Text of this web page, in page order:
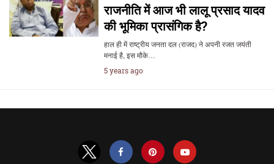
राजनीति में आज भी लालू प्रसाद यादव
की भूमिका प्रासंगिक है?
हाल ही में राष्ट्रीय जनता दल (राजद) ने अपनी रजत जयंती
मनाई है, इस मौके…
5 years ago